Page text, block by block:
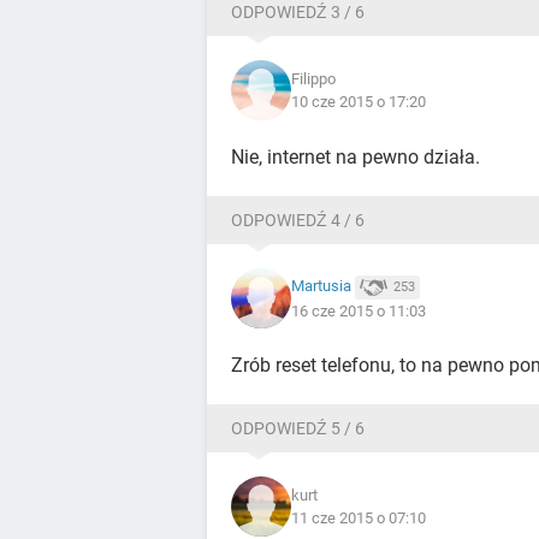
ODPOWIEDŹ 3 / 6
Filippo
10 cze 2015 o 17:20
Nie, internet na pewno działa.
ODPOWIEDŹ 4 / 6
Martusia 253
16 cze 2015 o 11:03
Zrób reset telefonu, to na pewno
ODPOWIEDŹ 5 / 6
kurt
11 cze 2015 o 07:10